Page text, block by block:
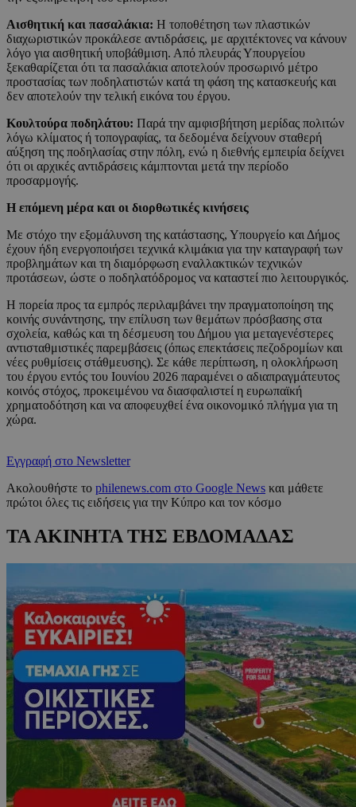
Αισθητική και πασαλάκια: Η τοποθέτηση των πλαστικών
διαχωριστικών προκάλεσε αντιδράσεις, με αρχιτέκτονες να κάνουν
λόγο για αισθητική υποβάθμιση. Από πλευράς Υπουργείου
ξεκαθαρίζεται ότι τα πασαλάκια αποτελούν προσωρινό μέτρο
προστασίας των ποδηλατιστών κατά τη φάση της κατασκευής και
δεν αποτελούν την τελική εικόνα του έργου.
Κουλτούρα ποδηλάτου: Παρά την αμφισβήτηση μερίδας πολιτών
λόγω κλίματος ή τοπογραφίας, τα δεδομένα δείχνουν σταθερή
αύξηση της ποδηλασίας στην πόλη, ενώ η διεθνής εμπειρία δείχνει
ότι οι αρχικές αντιδράσεις κάμπτονται μετά την περίοδο
προσαρμογής.
Η επόμενη μέρα και οι διορθωτικές κινήσεις
Με στόχο την εξομάλυνση της κατάστασης, Υπουργείο και Δήμος
έχουν ήδη ενεργοποιήσει τεχνικά κλιμάκια για την καταγραφή των
προβλημάτων και τη διαμόρφωση εναλλακτικών τεχνικών
προτάσεων, ώστε ο ποδηλατόδρομος να καταστεί πιο λειτουργικός.
Η πορεία προς τα εμπρός περιλαμβάνει την πραγματοποίηση της
κοινής συνάντησης, την επίλυση των θεμάτων πρόσβασης στα
σχολεία, καθώς και τη δέσμευση του Δήμου για μεταγενέστερες
αντισταθμιστικές παρεμβάσεις (όπως επεκτάσεις πεζοδρομίων και
νέες ρυθμίσεις στάθμευσης). Σε κάθε περίπτωση, η ολοκλήρωση
του έργου εντός του Ιουνίου 2026 παραμένει ο αδιαπραγμάτευτος
κοινός στόχος, προκειμένου να διασφαλιστεί η ευρωπαϊκή
χρηματοδότηση και να αποφευχθεί ένα οικονομικό πλήγμα για τη
χώρα.
Εγγραφή στο Newsletter
Ακολουθήστε το philenews.com στο Google News και μάθετε
πρώτοι όλες τις ειδήσεις για την Κύπρο και τον κόσμο
ΤΑ ΑΚΙΝΗΤΑ ΤΗΣ ΕΒΔΟΜΑΔΑΣ